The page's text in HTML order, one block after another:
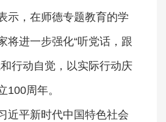
示，在师德专题教育的学
将进一步强化“听党话，跟
行动自觉，以实际行动庆
100周年。
近平新时代中国特色社会